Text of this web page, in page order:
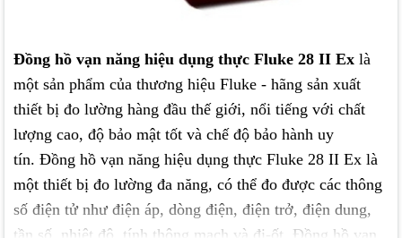
Đồng hồ vạn năng hiệu dụng thực Fluke 28 II Ex là
một sản phẩm của thương hiệu Fluke - hãng sản xuất
thiết bị đo lường hàng đầu thế giới, nổi tiếng với chất
lượng cao, độ bảo mật tốt và chế độ bảo hành uy
tín. Đồng hồ vạn năng hiệu dụng thực Fluke 28 II Ex là
một thiết bị đo lường đa năng, có thể đo được các thông
số điện tử như điện áp, dòng điện, điện trở, điện dung,